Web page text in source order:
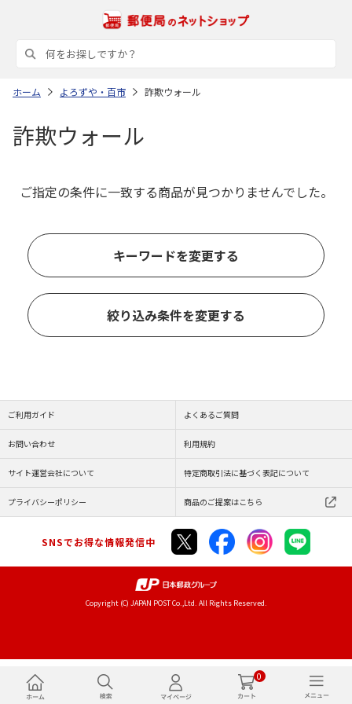
0
ホーム よろずや・百市 詐欺ウォール
詐欺ウォール
ご指定の条件に一致する商品が見つかりませんでした。
キーワードを変更する
絞り込み条件を変更する
ご利用ガイド よくあるご質問
お問い合わせ 利用規約
サイト運営会社について 特定商取引法に基づく表記について
プライバシーポリシー 商品のご提案はこちら
SNSでお得な情報発信中
Copyright (C) JAPAN POST Co.,Ltd. All Rights Reserved.